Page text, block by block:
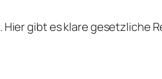
gibt es klare gesetzliche